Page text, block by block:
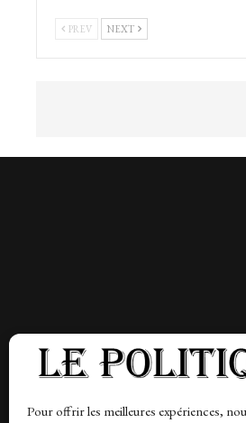
Pour offrir les meilleures expériences,
PREV NEXT